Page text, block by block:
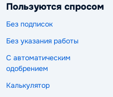
Пользуются спросом
Без подписок
Без указания работы
С автоматическим
одобрением
Калькулятор